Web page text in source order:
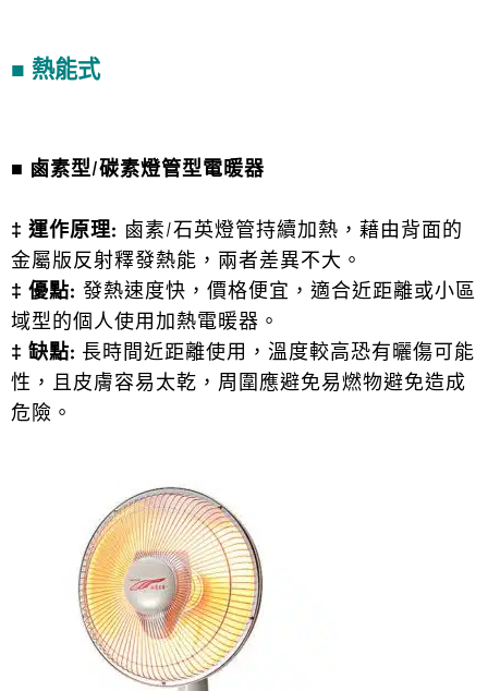
■ 熱能式
■ 鹵素型/碳素燈管型電暖器
‡ 運作原理: 鹵素/石英燈管持續加熱，藉由背面的
金屬版反射釋發熱能，兩者差異不大。
‡ 優點: 發熱速度快，價格便宜，適合近距離或小區
域型的個人使用加熱電暖器。
‡ 缺點: 長時間近距離使用，溫度較高恐有曬傷可能
性，且皮膚容易太乾，周圍應避免易燃物避免造成
危險。